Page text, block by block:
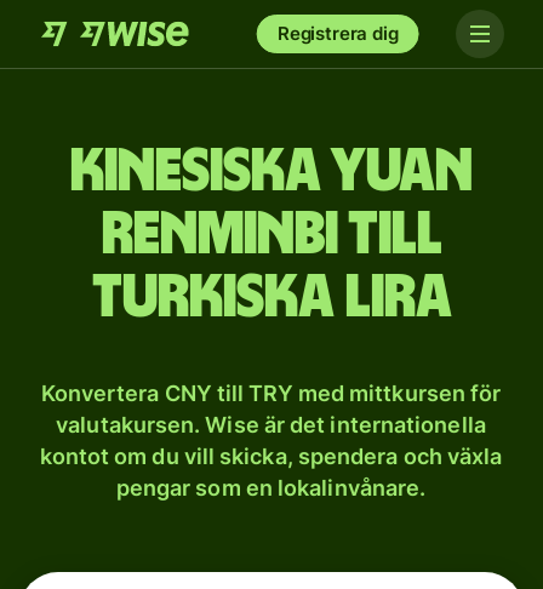
Registrera dig
Kinesiska yuan
renminbi till
turkiska lira
Konvertera CNY till TRY med mittkursen för
valutakursen. Wise är det internationella
kontot om du vill skicka, spendera och växla
pengar som en lokalinvånare.